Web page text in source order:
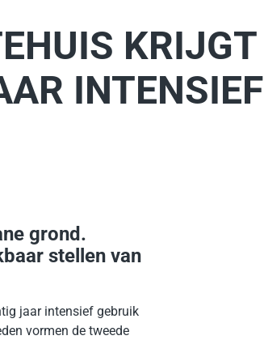
KRIJGT
INTENSIEF
grond.
stellen van
jaar intensief gebruik
vormen de tweede